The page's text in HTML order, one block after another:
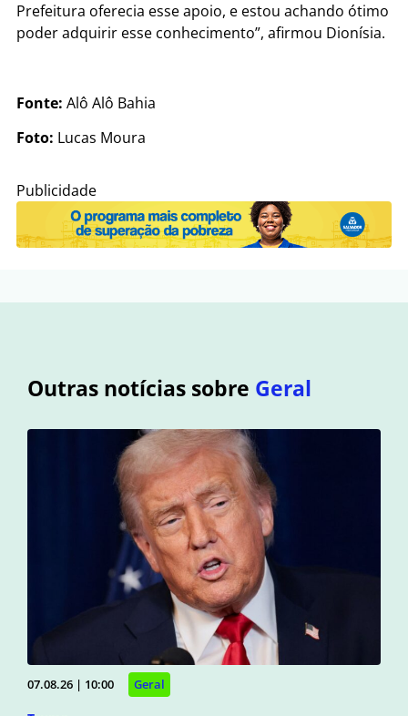
Prefeitura oferecia esse apoio, e estou achando ótimo
poder adquirir esse conhecimento”, afirmou Dionísia.
Fonte: Alô Alô Bahia
Foto: Lucas Moura
Publicidade
Outras notícias sobre Geral
07.08.26 | 10:00 Geral